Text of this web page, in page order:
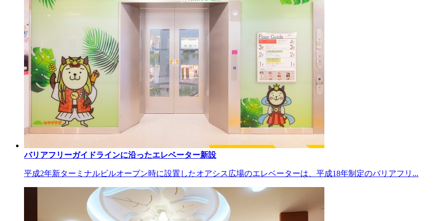
バリアフリーガイドラインに沿ったエレベーター新設
平成2年新ターミナルビルオープン時に設置したオアシス広場のエレベーターは、平成18年制定のバリアフリ...